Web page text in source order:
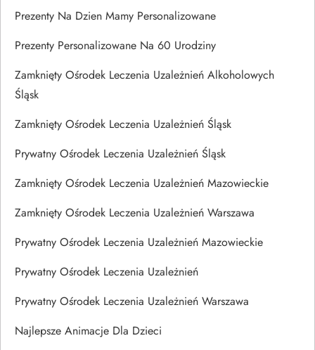
Prezenty Na Dzien Mamy Personalizowane
Prezenty Personalizowane Na 60 Urodziny
Zamknięty Ośrodek Leczenia Uzależnień Alkoholowych
Śląsk
Zamknięty Ośrodek Leczenia Uzależnień Śląsk
Prywatny Ośrodek Leczenia Uzależnień Śląsk
Zamknięty Ośrodek Leczenia Uzależnień Mazowieckie
Zamknięty Ośrodek Leczenia Uzależnień Warszawa
Prywatny Ośrodek Leczenia Uzależnień Mazowieckie
Prywatny Ośrodek Leczenia Uzależnień
Prywatny Ośrodek Leczenia Uzależnień Warszawa
Najlepsze Animacje Dla Dzieci